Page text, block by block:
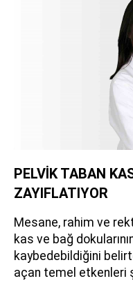
PELVİK TABAN
ZAYIFLATIYOR
Mesane, rahim ve
kas ve bağ
kaybedebildiğini
açan temel etkenleri